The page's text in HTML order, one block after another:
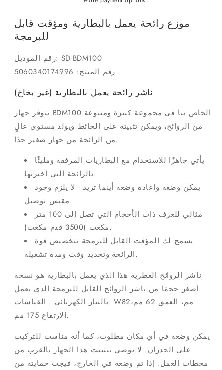
بالبطارية
قابل
رائحة
بالبطارية
موزع رائحة يعمل بالبطارية ومؤقت قابل
للبرمجة
رقم الموديل: SD-BDM100
رقم المنتج: 5060340174996
ناشر رائحة يعمل بالبطارية (غير بخاخ)
يتوفر جهاز BDM100 الخاص بنا في مجموعة كبيرة ومتنوعة
من الروائح، ويمكن تثبيته على الحائط ويولد مستوى عالٍ
من الرائحة من جهاز صغير جدًا.
يأتي جاهزًا للاستخدام مع البطاريات المرفقة ومليئًا
بالرائحة التي اخترتها.
يمكن وضعه وإعادة وضعه أينما تريد - لا يلزم وجود
مقبس توصيل.
مثالي للغرف ذات الأحجام التي تصل إلى 100 متر
مكعب (3500 قدم مكعب).
يسمح لك المؤقت القابل للبرمجة بتخصيص قوة
الرائحة وتحديد وقت ومدة تشغيله.
ناشر الروائح العطرية هذا الذي يعمل بالبطارية هو نسخة
أصغر حجمًا من ناشر الروائح القابل للبرمجة الذي يعمل
بالتيار الكهربائي . القياسات: W82مم، العمق 62 مم،
الارتفاع 175 مم.
يمكن وضعه في أي مكان مطلوب، كما أنه مناسب للتركيب
على الجدران. لا نوصي بتثبيت هذا الجهاز بالقرب من
محطات العمل. إذا تم وضعه في الخارج، فيجب حمايته من